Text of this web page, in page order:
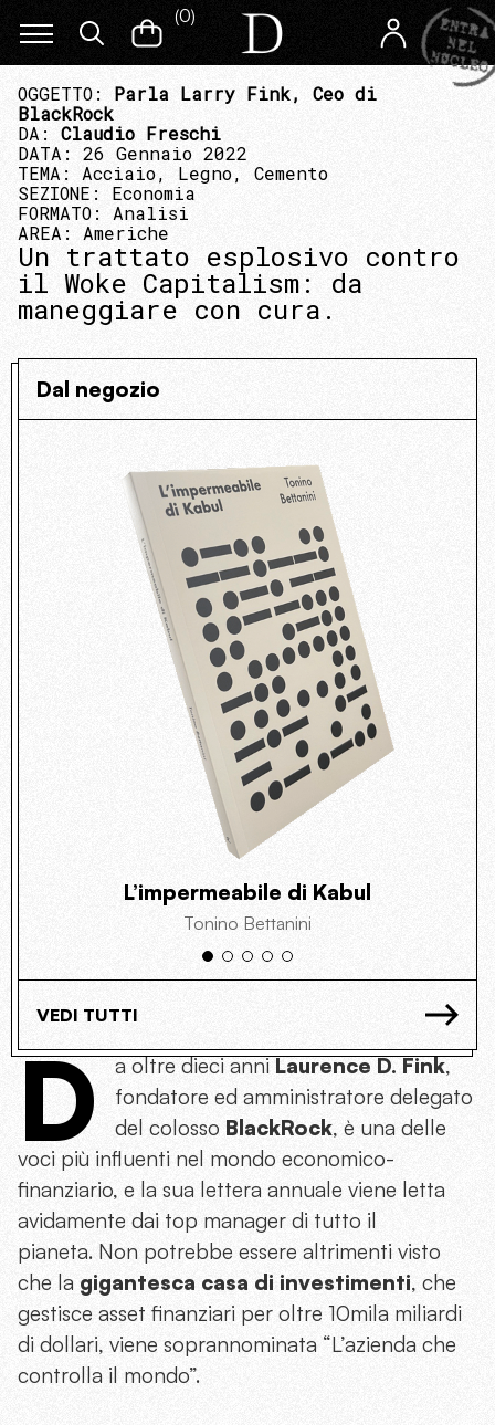
(0)
OGGETTO: Parla Larry Fink, Ceo di
BlackRock
DA: Claudio Freschi
DATA: 26 Gennaio 2022
TEMA: Acciaio, Legno, Cemento
SEZIONE: Economia
FORMATO: Analisi
AREA: Americhe
Un trattato esplosivo contro
il Woke Capitalism: da
maneggiare con cura.
Dal negozio
L’impermeabile di Kabul
Tonino Bettanini
VEDI TUTTI
D a oltre dieci anniLaurence D. Fink,
fondatore ed amministratore delegato
del colosso BlackRock, è una delle
voci più influenti nel mondo economico-
finanziario, e la sua lettera annuale viene letta
avidamente dai top manager di tutto il
pianeta. Non potrebbe essere altrimenti visto
che la gigantesca casa di investimenti, che
gestisce asset finanziari per oltre 10mila miliardi
di dollari, viene soprannominata “L’azienda che
controlla il mondo”.